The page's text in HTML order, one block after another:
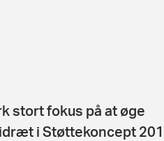
stort fokus på at øge
i Støttekoncept